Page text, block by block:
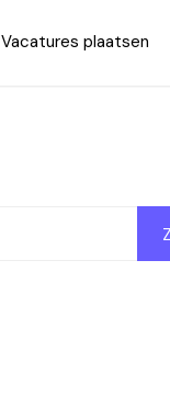
Vacatures plaatsen